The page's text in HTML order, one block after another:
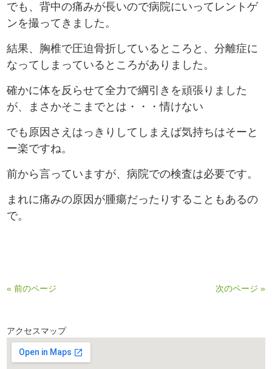
でも、背中の痛みが長いので病院にいってレントゲ
ンを撮ってきました。
結果、胸椎で圧迫骨折しているところと、分離症に
なってしまっているところがありました。
確かに体を反らせて全力で綱引きを頑張りました
が、まさかそこまでとは・・・情けない
でも原因さえはっきりしてしまえば気持ちはそーと
ー楽ですね。
前から言っていますが、病院での検査は必要です。
まれに痛みの原因が腫瘍だったりすることもあるの
で。
« 前のページ 次のページ »
アクセスマップ